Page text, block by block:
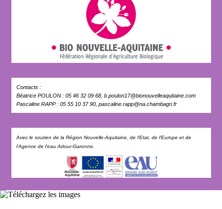
Contacts :
Béatrice POULON : 05 46 32 09 68, b.poulon17@bionouvelleaquitaine.com
Pascaline RAPP : 05 55 10 37 90, pascaline.rapp@na.chambagri.fr
Avec le soutien de la Région Nouvelle-Aquitaine, de l'Etat, de l'Europe et de
l'Agence de l'eau Adour-Garonne.